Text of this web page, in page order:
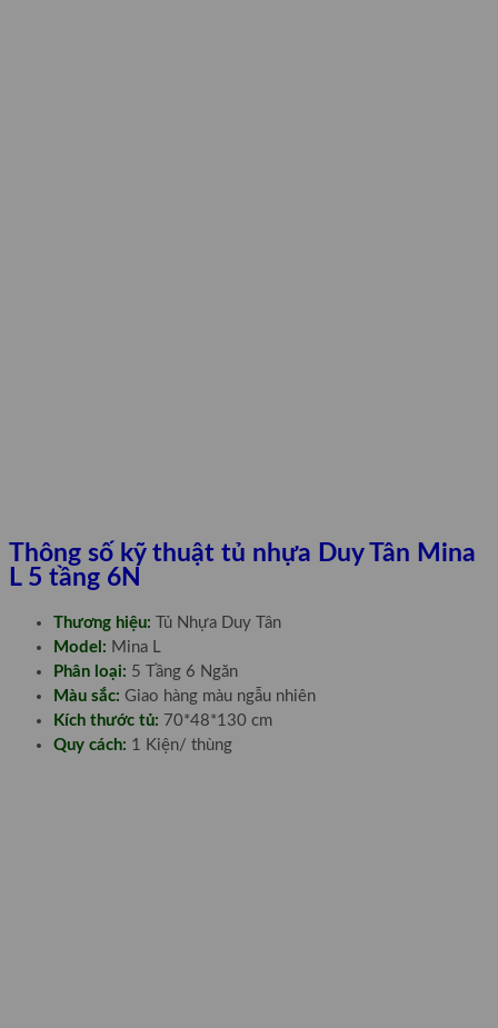
Thông số kỹ thuật tủ nhựa Duy Tân Mina
L 5 tầng 6N
Thương hiệu: Tủ Nhựa Duy Tân
Model: Mina L
Phân loại: 5 Tầng 6 Ngăn
Màu sắc: Giao hàng màu ngẫu nhiên
Kích thước tủ: 70*48*130 cm
Quy cách: 1 Kiện/ thùng